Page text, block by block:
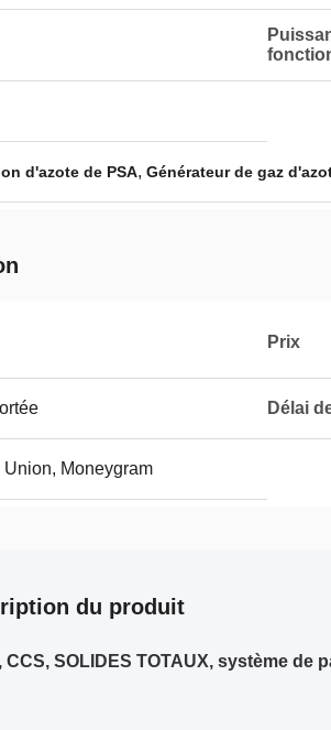
d'azote de PSA, Générateur de gaz
Prix
Délai
Union, Moneygram
du produit
CCS, SOLIDES TOTAUX, système